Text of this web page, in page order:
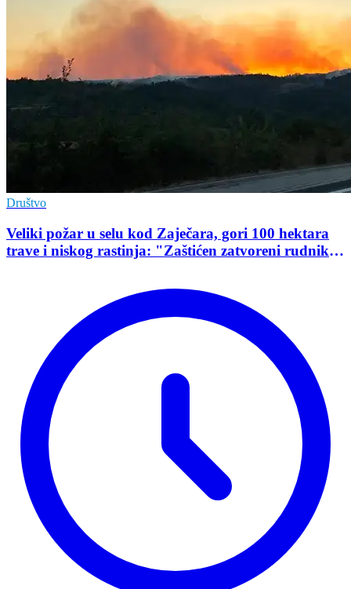
Društvo
Veliki požar u selu kod Zaječara, gori 100 hektara
trave i niskog rastinja: "Zaštićen zatvoreni rudnik